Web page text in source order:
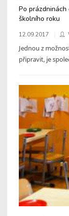
Po
školního roku
12.09.2017
Jednou z
připravit, je